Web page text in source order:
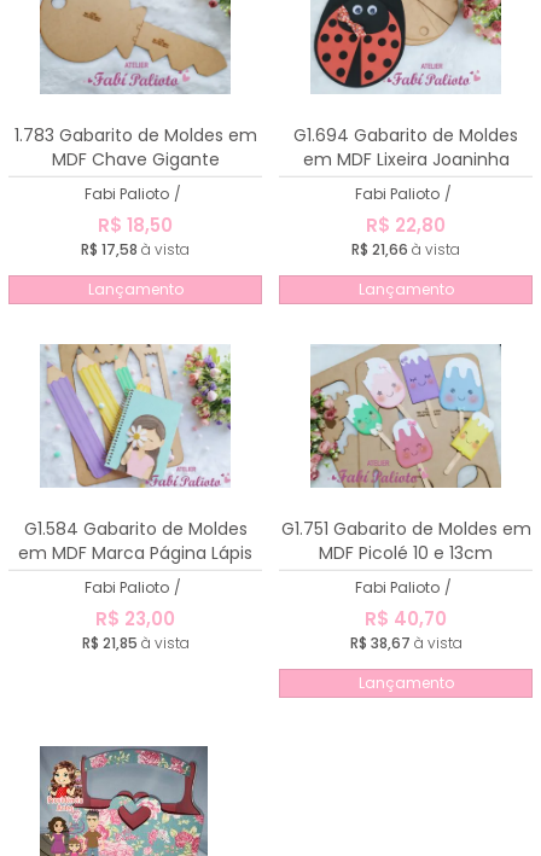
1.783 Gabarito de Moldes em
MDF Chave Gigante
Fabi Palioto /
R$ 18,50
R$ 17,58 à vista
Lançamento
G1.694 Gabarito de Moldes
em MDF Lixeira Joaninha
Fabi Palioto /
R$ 22,80
R$ 21,66 à vista
Lançamento
G1.584 Gabarito de Moldes
em MDF Marca Página Lápis
Fabi Palioto /
R$ 23,00
R$ 21,85 à vista
G1.751 Gabarito de Moldes em
MDF Picolé 10 e 13cm
Fabi Palioto /
R$ 40,70
R$ 38,67 à vista
Lançamento